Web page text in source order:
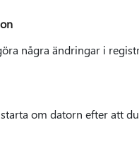
några ändringar i
om datorn efter att